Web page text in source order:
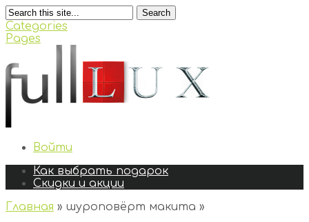
Search
Categories
Pages
Войти
Как выбрать подарок
Скидки и акции
Главная » шуроповёрт макита »